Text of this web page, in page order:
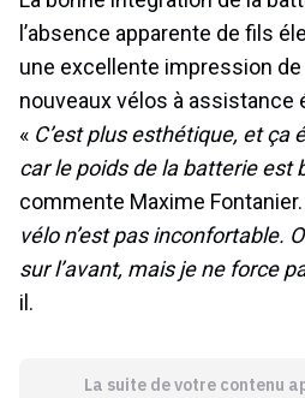
l’absence apparente de fils
une excellente impression
nouveaux vélos à assistance
« C’est plus esthétique, et ça
car le poids de la batterie est
commente Maxime Fontanier.
vélo n’est pas inconfortable.
sur l’avant, mais je ne force
il.
La suite de votre contenu